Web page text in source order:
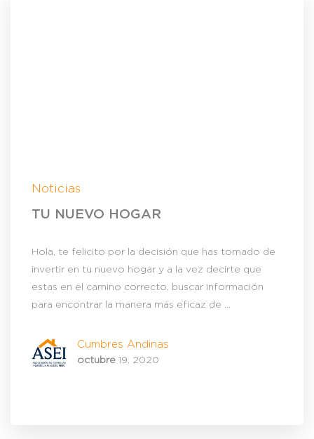
Noticias
TU NUEVO HOGAR
Hola, te felicito por la decisión que has tomado de
invertir en tu nuevo hogar y a la vez decirte que
estas en el camino correcto, buscar información
para encontrar la manera más eficaz de ...
Cumbres Andinas
octubre 19, 2020